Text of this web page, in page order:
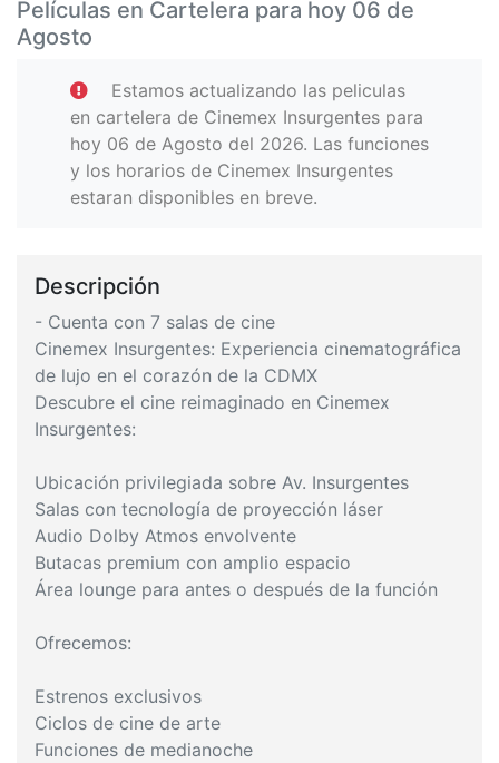
Películas en Cartelera para hoy 06 de
Agosto
Estamos actualizando las peliculas
en cartelera de Cinemex Insurgentes para
hoy 06 de Agosto del 2026. Las funciones
y los horarios de Cinemex Insurgentes
estaran disponibles en breve.
Descripción
- Cuenta con 7 salas de cine
Cinemex Insurgentes: Experiencia cinematográfica
de lujo en el corazón de la CDMX
Descubre el cine reimaginado en Cinemex
Insurgentes:
Ubicación privilegiada sobre Av. Insurgentes
Salas con tecnología de proyección láser
Audio Dolby Atmos envolvente
Butacas premium con amplio espacio
Área lounge para antes o después de la función
Ofrecemos:
Estrenos exclusivos
Ciclos de cine de arte
Funciones de medianoche